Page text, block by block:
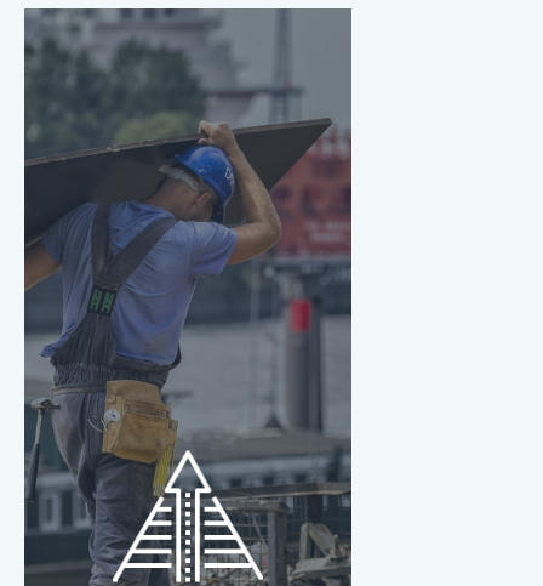
Wirtschaft und Innovation
Wir wollen Hamburgs
Wohlstand für die
Zukunft sichern – mit
Technik & Talenten.